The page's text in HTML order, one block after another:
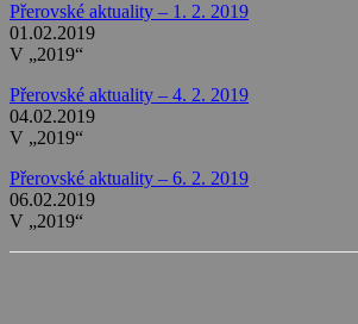
Přerovské aktuality – 1. 2. 2019
01.02.2019
V „2019“
Přerovské aktuality – 4. 2. 2019
04.02.2019
V „2019“
Přerovské aktuality – 6. 2. 2019
06.02.2019
V „2019“